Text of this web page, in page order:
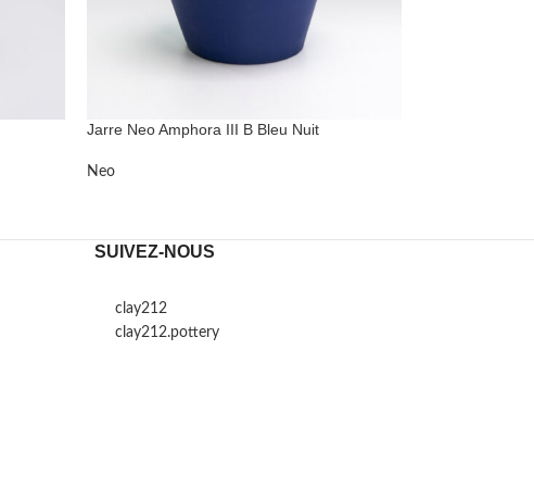
Jarre Neo Amphora III B Bleu Nuit
Neo
SUIVEZ-NOUS
clay212
clay212.pottery